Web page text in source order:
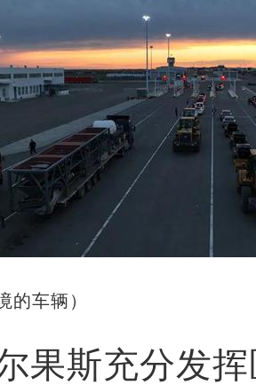
的车辆）
斯充分发挥